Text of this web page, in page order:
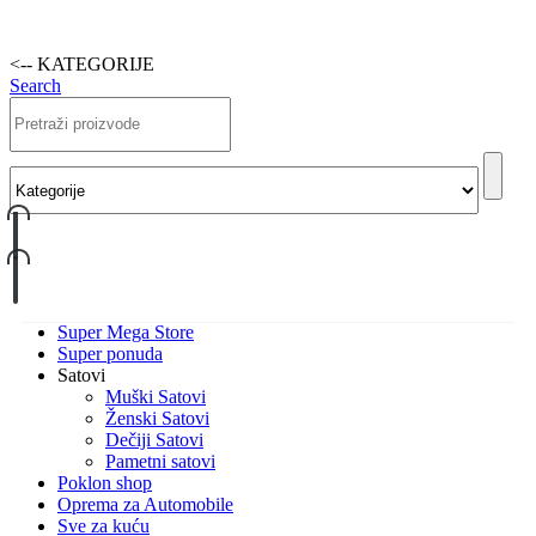
<-- KATEGORIJE
Search
Super Mega Store
Super ponuda
Satovi
Muški Satovi
Ženski Satovi
Dečiji Satovi
Pametni satovi
Poklon shop
Oprema za Automobile
Sve za kuću